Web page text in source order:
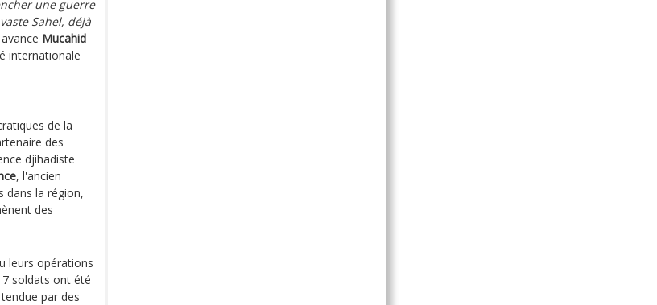
une guerre
Sahel, déjà
Mucahid
internationale
de la
des
djihadiste
, l'ancien
dans la région,
des
leurs opérations
soldats ont été
tendue par des